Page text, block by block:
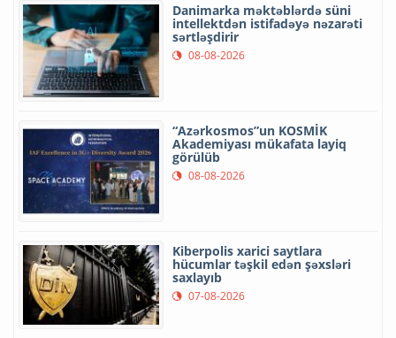
Danimarka məktəblərdə süni
intellektdən istifadəyə nəzarəti
sərtləşdirir
08-08-2026
“Azərkosmos”un KOSMİK
Akademiyası mükafata layiq
görülüb
08-08-2026
Kiberpolis xarici saytlara
hücumlar təşkil edən şəxsləri
saxlayıb
07-08-2026